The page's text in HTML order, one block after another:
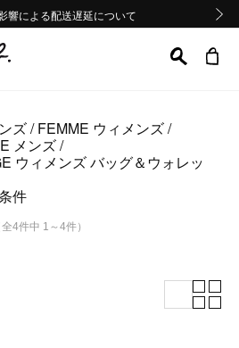
影響による配送遅延について
Sale 2buy10%OFF!!
響による配送遅延について
影響による配送遅延について
Sale 2buy10%OFF!!
ズ FEMME ウィメンズ
メンズ
ウィメンズ バッグ＆ウォレッ
件
全4件中 1～4件）